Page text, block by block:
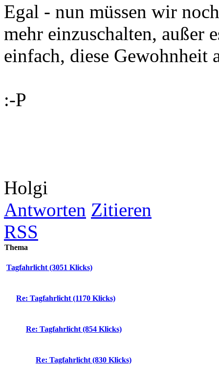
Egal - nun müssen wir
mehr einzuschalten, außer
einfach, diese Gewohnheit
:-P
Holgi
Antworten Zitieren
RSS
Thema
Tagfahrlicht (3051 Klicks)
Re: Tagfahrlicht (1170 Klicks)
Re: Tagfahrlicht (854 Klicks)
Re: Tagfahrlicht (830 Klicks)